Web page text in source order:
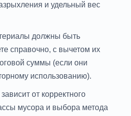
и удельный вес
должны быть
справочно, с вычетом их
суммы (если они
использованию).
от корректного
мусора и выбора метода